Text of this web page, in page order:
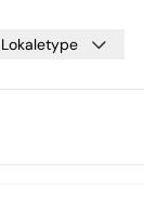
Lokaletype